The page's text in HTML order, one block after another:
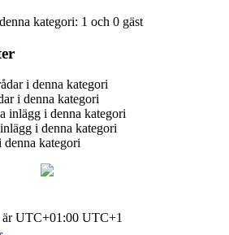
kategori: 1 och 0 gäst
i denna kategori
i denna kategori
inlägg i denna kategori
i denna kategori
kategori
UTC+01:00 UTC+1